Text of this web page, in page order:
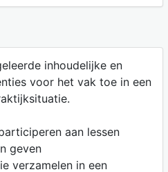
inhoudelijke en
voor het vak toe in een
aan lessen
geven
verzamelen in een